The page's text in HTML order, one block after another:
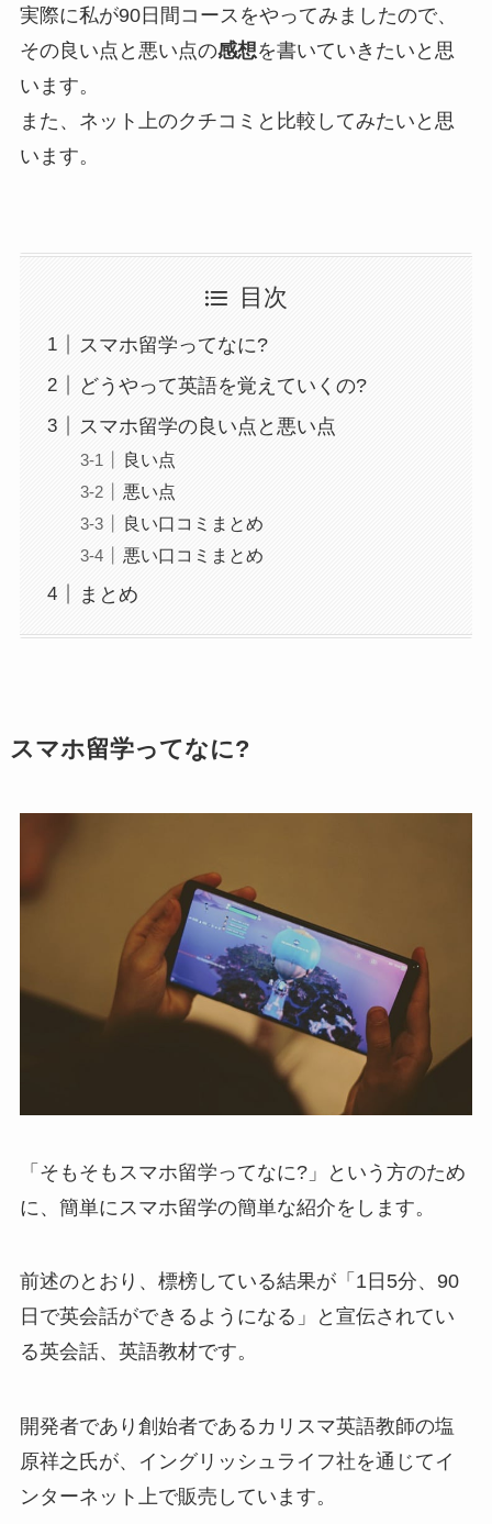
実際に私が90日間コースをやってみましたので、
その良い点と悪い点の感想を書いていきたいと思
います。
また、ネット上のクチコミと比較してみたいと思
います。
目次
スマホ留学ってなに?
どうやって英語を覚えていくの?
スマホ留学の良い点と悪い点
良い点
悪い点
良い口コミまとめ
悪い口コミまとめ
まとめ
スマホ留学ってなに?
「そもそもスマホ留学ってなに?」という方のため
に、簡単にスマホ留学の簡単な紹介をします。
前述のとおり、標榜している結果が「1日5分、90
日で英会話ができるようになる」と宣伝されてい
る英会話、英語教材です。
開発者であり創始者であるカリスマ英語教師の塩
原祥之氏が、イングリッシュライフ社を通じてイ
ンターネット上で販売しています。